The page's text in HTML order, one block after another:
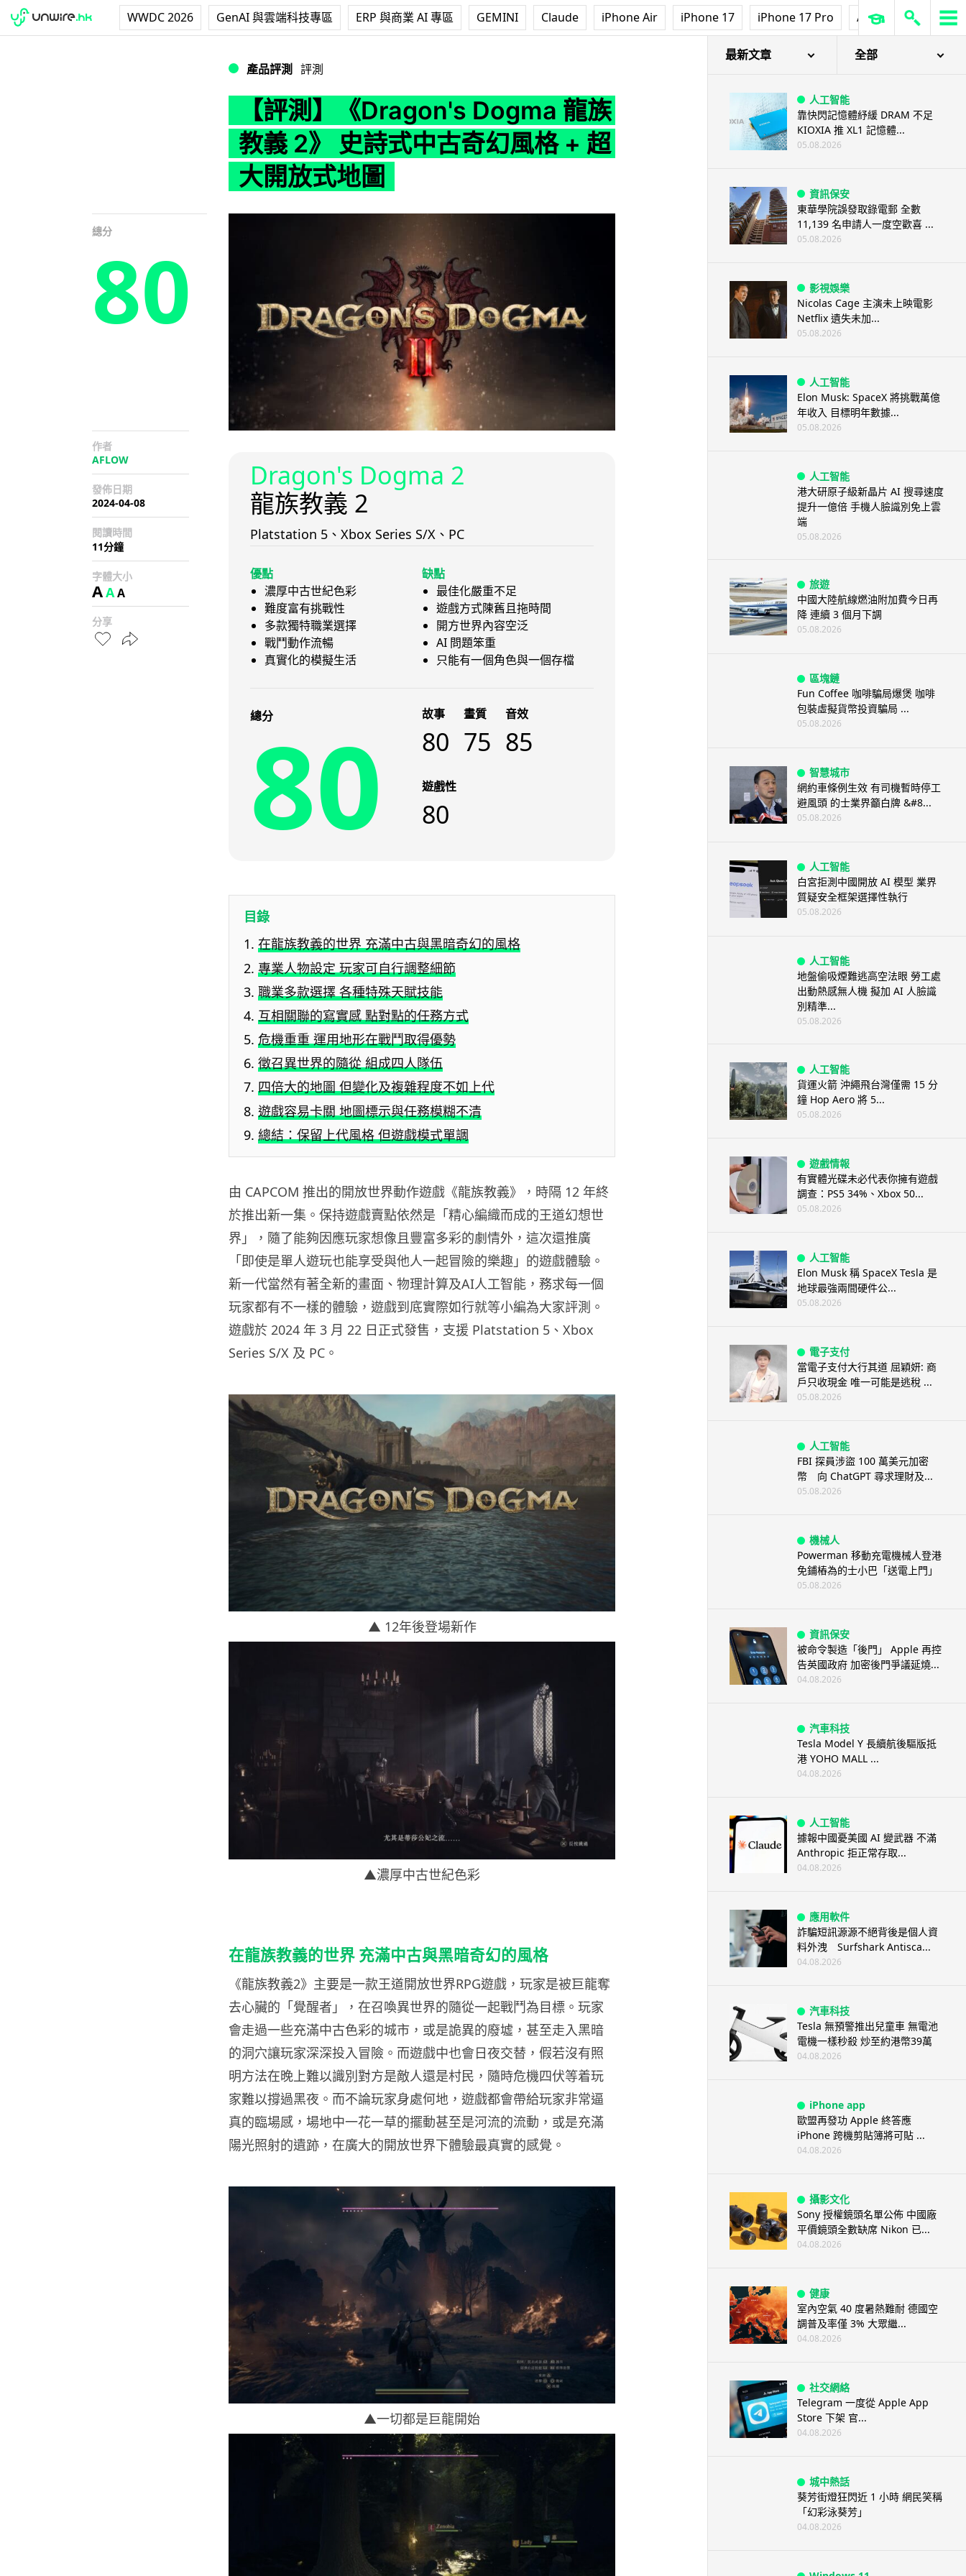
WWDC 2026 GenAI 與雲端科技專區 ERP 與商業 AI 專區 GEMINI Claude iPhone Air iPhone 17 iPhone 17 Pro AirPods Pro 3
產品評測 評測
【評測】《Dragon's Dogma 龍族
教義 2》 史詩式中古奇幻風格 + 超
大開放式地圖
總分
80
作者
AFLOW
發佈日期
2024-04-08
閱讀時間
11分鐘
字體大小
AAA
分享
Dragon's Dogma 2
龍族教義 2
Platstation 5、Xbox Series S/X、PC
優點
濃厚中古世紀色彩
難度富有挑戰性
多款獨特職業選擇
戰鬥動作流暢
真實化的模擬生活
缺點
最佳化嚴重不足
遊戲方式陳舊且拖時間
開方世界內容空泛
AI 問題笨重
只能有一個角色與一個存檔
總分
80 故事
80
畫質
75
音效
85
遊戲性
80
目錄
在龍族教義的世界 充滿中古與黑暗奇幻的風格
專業人物設定 玩家可自行調整細節
職業多款選擇 各種特殊天賦技能
互相關聯的寫實感 點對點的任務方式
危機重重 運用地形在戰鬥取得優勢
徵召異世界的隨從 組成四人隊伍
四倍大的地圖 但變化及複雜程度不如上代
遊戲容易卡關 地圖標示與任務模糊不清
總結：保留上代風格 但遊戲模式單調
由 CAPCOM 推出的開放世界動作遊戲《龍族教義》，時隔 12 年終
於推出新一集。保持遊戲賣點依然是「精心編織而成的王道幻想世
界」，隨了能夠因應玩家想像且豐富多彩的劇情外，這次還推廣
「即使是單人遊玩也能享受與他人一起冒險的樂趣」的遊戲體驗。
新一代當然有著全新的畫面、物理計算及AI人工智能，務求每一個
玩家都有不一樣的體驗，遊戲到底實際如行就等小編為大家評測。
遊戲於 2024 年 3 月 22 日正式發售，支援 Platstation 5、Xbox
Series S/X 及 PC。
▲ 12年後登場新作
▲濃厚中古世紀色彩
在龍族教義的世界 充滿中古與黑暗奇幻的風格
《龍族教義2》主要是一款王道開放世界RPG遊戲，玩家是被巨龍奪
去心臟的「覺醒者」，在召喚異世界的隨從一起戰鬥為目標。玩家
會走過一些充滿中古色彩的城市，或是詭異的廢墟，甚至走入黑暗
的洞穴讓玩家深深投入冒險。而遊戲中也會日夜交替，假若沒有照
明方法在晚上難以識別對方是敵人還是村民，隨時危機四伏等着玩
家難以撐過黑夜。而不論玩家身處何地，遊戲都會帶給玩家非常逼
真的臨場感，場地中一花一草的擺動甚至是河流的流動，或是充滿
陽光照射的遺跡，在廣大的開放世界下體驗最真實的感覺。
▲一切都是巨龍開始
最新文章 全部
人工智能
靠快閃記憶體紓緩 DRAM 不足
KIOXIA 推 XL1 記憶體...
05.08.2026
資訊保安
東華學院誤發取錄電郵 全數
11,139 名申請人一度空歡喜 ...
05.08.2026
影視娛樂
Nicolas Cage 主演未上映電影
Netflix 遺失未加...
05.08.2026
人工智能
Elon Musk: SpaceX 將挑戰萬億
年收入 目標明年數據...
05.08.2026
人工智能
港大研原子級新晶片 AI 搜尋速度
提升一億倍 手機人臉識別免上雲
端
05.08.2026
旅遊
中國大陸航線燃油附加費今日再
降 連續 3 個月下調
05.08.2026
區塊鏈
Fun Coffee 咖啡騙局爆煲 咖啡
包裝虛擬貨幣投資騙局 ...
05.08.2026
智慧城市
網約車條例生效 有司機暫時停工
避風頭 的士業界籲白牌 &#8...
05.08.2026
人工智能
白宮拒測中國開放 AI 模型 業界
質疑安全框架選擇性執行
05.08.2026
人工智能
地盤偷吸煙難逃高空法眼 勞工處
出動熱感無人機 擬加 AI 人臉識
別精準...
05.08.2026
人工智能
貨運火箭 沖繩飛台灣僅需 15 分
鐘 Hop Aero 將 5...
05.08.2026
遊戲情報
有實體光碟未必代表你擁有遊戲
調查：PS5 34%、Xbox 50...
05.08.2026
人工智能
Elon Musk 稱 SpaceX Tesla 是
地球最強兩間硬件公...
05.08.2026
電子支付
當電子支付大行其道 屈穎妍: 商
戶只收現金 唯一可能是逃稅 ...
05.08.2026
人工智能
FBI 探員涉盜 100 萬美元加密
幣 向 ChatGPT 尋求理財及...
05.08.2026
機械人
Powerman 移動充電機械人登港
免鋪樁為的士小巴「送電上門」
05.08.2026
資訊保安
被命令製造「後門」 Apple 再控
告英國政府 加密後門爭議延燒...
04.08.2026
汽車科技
Tesla Model Y 長續航後驅版抵
港 YOHO MALL ...
04.08.2026
人工智能
據報中國憂美國 AI 變武器 不滿
Anthropic 拒正常存取...
04.08.2026
應用軟件
詐騙短訊源源不絕背後是個人資
料外洩 Surfshark Antisca...
04.08.2026
汽車科技
Tesla 無預警推出兒童車 無電池
電機一樣秒殺 炒至約港幣39萬
04.08.2026
iPhone app
歐盟再發功 Apple 終答應
iPhone 跨機剪貼簿將可貼 ...
04.08.2026
攝影文化
Sony 授權鏡頭名單公佈 中國廠
平價鏡頭全數缺席 Nikon 已...
04.08.2026
健康
室內空氣 40 度暑熱難耐 德國空
調普及率僅 3% 大眾繼...
04.08.2026
社交網絡
Telegram 一度從 Apple App
Store 下架 官...
04.08.2026
城中熱話
葵芳街燈狂閃近 1 小時 網民笑稱
「幻彩泳葵芳」
04.08.2026